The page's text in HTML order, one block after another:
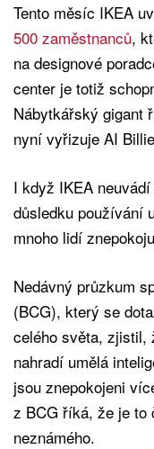
Tento měsíc IKEA
500 zaměstnanců,
na designové
center je totiž
Nábytkářský gigant
nyní vyřizuje AI
I když IKEA
důsledku používání
mnoho lidí
Nedávný průzkum
(BCG), který se
celého světa, zjistil,
nahradí umělá
jsou znepokojeni
z BCG říká, že je to
neznámého.